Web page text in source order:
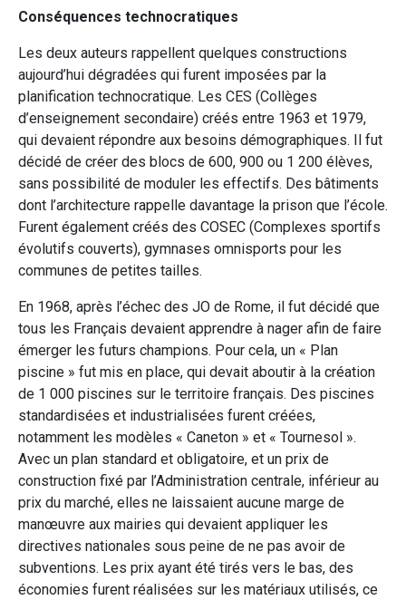
Conséquences technocratiques
Les deux auteurs rappellent quelques constructions
aujourd’hui dégradées qui furent imposées par la
planification technocratique. Les CES (Collèges
d’enseignement secondaire) créés entre 1963 et 1979,
qui devaient répondre aux besoins démographiques. Il fut
décidé de créer des blocs de 600, 900 ou 1 200 élèves,
sans possibilité de moduler les effectifs. Des bâtiments
dont l’architecture rappelle davantage la prison que l’école.
Furent également créés des COSEC (Complexes sportifs
évolutifs couverts), gymnases omnisports pour les
communes de petites tailles.
En 1968, après l’échec des JO de Rome, il fut décidé que
tous les Français devaient apprendre à nager afin de faire
émerger les futurs champions. Pour cela, un « Plan
piscine » fut mis en place, qui devait aboutir à la création
de 1 000 piscines sur le territoire français. Des piscines
standardisées et industrialisées furent créées,
notamment les modèles « Caneton » et « Tournesol ».
Avec un plan standard et obligatoire, et un prix de
construction fixé par l’Administration centrale, inférieur au
prix du marché, elles ne laissaient aucune marge de
manœuvre aux mairies qui devaient appliquer les
directives nationales sous peine de ne pas avoir de
subventions. Les prix ayant été tirés vers le bas, des
économies furent réalisées sur les matériaux utilisés, ce